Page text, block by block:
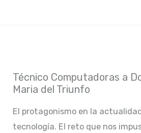
Técnico Computadoras a
Maria del Triunfo
El protagonismo en la
tecnología. El reto que nos